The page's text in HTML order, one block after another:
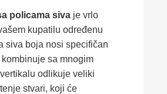
policama siva je vrlo
kupatilu određenu
siva boja nosi specifičan
sa mnogim
odlikuje veliki
stvari, koji će